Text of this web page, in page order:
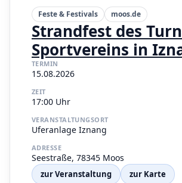
Feste & Festivals moos.de
Strandfest des
Sportvereins in
TERMIN
15.08.2026
ZEIT
17:00 Uhr
VERANSTALTUNGSORT
Uferanlage Iznang
ADRESSE
Seestraße, 78345 Moos
zur Veranstaltung zur Karte